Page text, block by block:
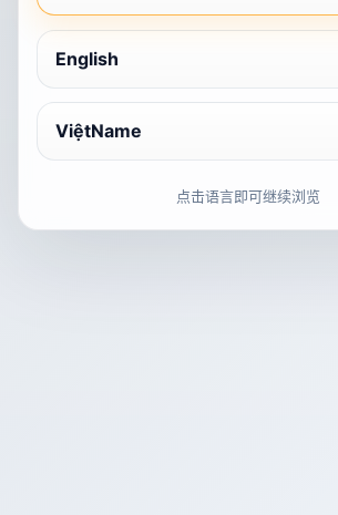
English
ViệtName
点击语言即可继续浏览